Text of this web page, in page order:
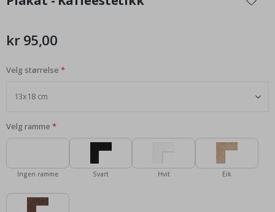
begynnelsen
kr 95,00
Velg størrelse
Velg ramme
Ingen ramme Svart Hvit Eik